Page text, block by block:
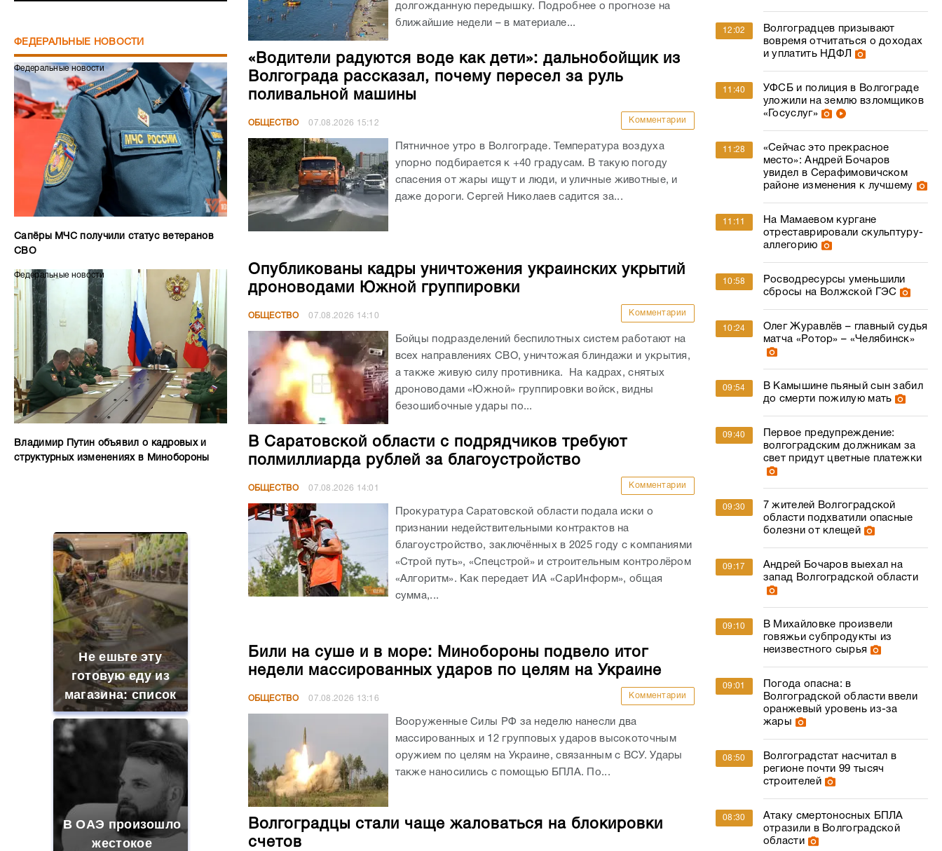
ФЕДЕРАЛЬНЫЕ НОВОСТИ
Федеральные новости
Сапёры МЧС получили статус ветеранов
СВО
Федеральные новости
Владимир Путин объявил о кадровых и
структурных изменениях в Минобороны
Не ешьте эту
готовую еду из
магазина: список
В ОАЭ произошло
жестокое
долгожданную передышку. Подробнее о прогнозе на
ближайшие недели – в материале...
«Водители радуются воде как дети»: дальнобойщик из
Волгограда рассказал, почему пересел за руль
поливальной машины
ОБЩЕСТВО 07.08.2026 15:12 Комментарии
Пятничное утро в Волгограде. Температура воздуха
упорно подбирается к +40 градусам. В такую погоду
спасения от жары ищут и люди, и уличные животные, и
даже дороги. Сергей Николаев садится за...
Опубликованы кадры уничтожения украинских укрытий
дроноводами Южной группировки
ОБЩЕСТВО 07.08.2026 14:10 Комментарии
Бойцы подразделений беспилотных систем работают на
всех направлениях СВО, уничтожая блиндажи и укрытия,
а также живую силу противника. На кадрах, снятых
дроноводами «Южной» группировки войск, видны
безошибочные удары по...
В Саратовской области с подрядчиков требуют
полмиллиарда рублей за благоустройство
ОБЩЕСТВО 07.08.2026 14:01 Комментарии
Прокуратура Саратовской области подала иски о
признании недействительными контрактов на
благоустройство, заключённых в 2025 году с компаниями
«Строй путь», «Спецстрой» и строительным контролёром
«Алгоритм». Как передает ИА «СарИнформ», общая
сумма,...
Били на суше и в море: Минобороны подвело итог
недели массированных ударов по целям на Украине
ОБЩЕСТВО 07.08.2026 13:16 Комментарии
Вооруженные Силы РФ за неделю нанесли два
массированных и 12 групповых ударов высокоточным
оружием по целям на Украине, связанным с ВСУ. Удары
также наносились с помощью БПЛА. По...
Волгоградцы стали чаще жаловаться на блокировки
счетов
12:02
Волгоградцев призывают
вовремя отчитаться о доходах
и уплатить НДФЛ
11:40
УФСБ и полиция в Волгограде
уложили на землю взломщиков
«Госуслуг»
11:28
«Сейчас это прекрасное
место»: Андрей Бочаров
увидел в Серафимовичском
районе изменения к лучшему
11:11
На Мамаевом кургане
отреставрировали скульптуру-
аллегорию
10:58
Росводресурсы уменьшили
сбросы на Волжской ГЭС
10:24
Олег Журавлёв – главный судья
матча «Ротор» – «Челябинск»
09:54
В Камышине пьяный сын забил
до смерти пожилую мать
09:40
Первое предупреждение:
волгоградским должникам за
свет придут цветные платежки
09:30
7 жителей Волгоградской
области подхватили опасные
болезни от клещей
09:17
Андрей Бочаров выехал на
запад Волгоградской области
09:10
В Михайловке произвели
говяжьи субпродукты из
неизвестного сырья
09:01
Погода опасна: в
Волгоградской области ввели
оранжевый уровень из-за
жары
08:50
Волгоградстат насчитал в
регионе почти 99 тысяч
строителей
08:30
Атаку смертоносных БПЛА
отразили в Волгоградской
области